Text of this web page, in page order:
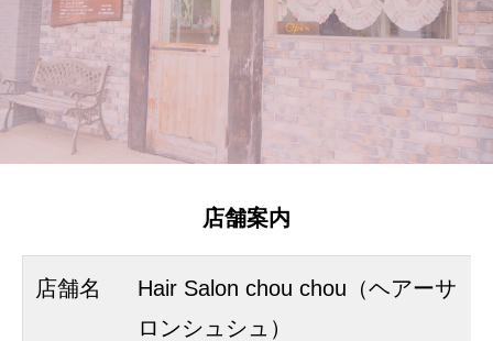
店舗案内
店舗名
Hair Salon chou chou（ヘアーサ
ロンシュシュ）